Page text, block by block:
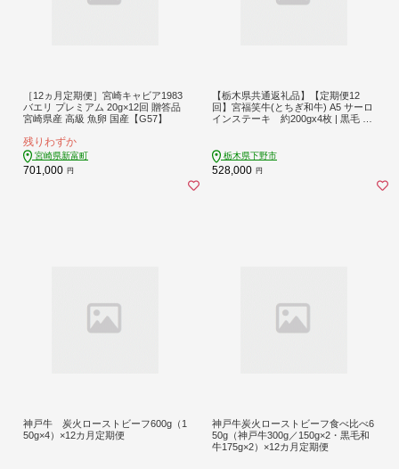
［12ヵ月定期便］宮崎キャビア1983
バエリ プレミアム 20g×12回 贈答品
宮崎県産 高級 魚卵 国産【G57】
残りわずか
宮崎県新富町
701,000 円
【栃木県共通返礼品】【定期便12
回】宮福笑牛(とちぎ和牛) A5 サーロ
インステーキ 約200gx4枚 | 黒毛 和
すすめ 栃木県 下野市 しもつけ市
栃木県下野市
528,000 円
神戸牛 炭火ローストビーフ600g（1
50g×4）×12カ月定期便
神戸牛炭火ローストビーフ食べ比べ6
50g（神戸牛300g／150g×2・黒毛和
牛175g×2）×12カ月定期便